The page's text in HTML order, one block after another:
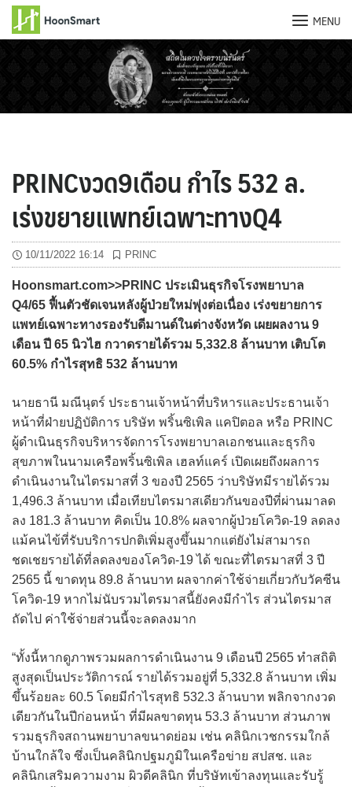
MENU
PRINCงวด9เดือน กำไร 532 ล.
เร่งขยายแพทย์เฉพาะทางQ4
10/11/2022 16:14 PRINC
Hoonsmart.com>>PRINC ประเมินธุรกิจโรงพยาบาล
Q4/65 ฟื้นตัวชัดเจนหลังผู้ป่วยใหม่พุ่งต่อเนื่อง เร่งขยายการ
แพทย์เฉพาะทางรองรับดีมานด์ในต่างจังหวัด เผยผลงาน 9
เดือน ปี 65 นิวไฮ กวาดรายได้รวม 5,332.8 ล้านบาท เติบโต
60.5% กำไรสุทธิ 532 ล้านบาท
นายธานี มณีนุตร์ ประธานเจ้าหน้าที่บริหารและประธานเจ้า
หน้าที่ฝ่ายปฏิบัติการ บริษัท พริ้นซิเพิล แคปิตอล หรือ PRINC
ผู้ดำเนินธุรกิจบริหารจัดการโรงพยาบาลเอกชนและธุรกิจ
สุขภาพในนามเครือพริ้นซิเพิล เฮลท์แคร์ เปิดเผยถึงผลการ
ดำเนินงานในไตรมาสที่ 3 ของปี 2565 ว่าบริษัทมีรายได้รวม
1,496.3 ล้านบาท เมื่อเทียบไตรมาสเดียวกันของปีที่ผ่านมาลด
ลง 181.3 ล้านบาท คิดเป็น 10.8% ผลจากผู้ป่วยโควิด-19 ลดลง
แม้คนไข้ที่รับบริการปกติเพิ่มสูงขึ้นมากแต่ยังไม่สามารถ
ชดเชยรายได้ที่ลดลงของโควิด-19 ได้ ขณะที่ไตรมาสที่ 3 ปี
2565 นี้ ขาดทุน 89.8 ล้านบาท ผลจากค่าใช้จ่ายเกี่ยวกับวัคซีน
โควิด-19 หากไม่นับรวมไตรมาสนี้ยังคงมีกำไร ส่วนไตรมาส
ถัดไป ค่าใช้จ่ายส่วนนี้จะลดลงมาก
“ทั้งนี้หากดูภาพรวมผลการดำเนินงาน 9 เดือนปี 2565 ทำสถิติ
สูงสุดเป็นประวัติการณ์ รายได้รวมอยู่ที่ 5,332.8 ล้านบาท เพิ่ม
ขึ้นร้อยละ 60.5 โดยมีกำไรสุทธิ 532.3 ล้านบาท พลิกจากงวด
เดียวกันในปีก่อนหน้า ที่มีผลขาดทุน 53.3 ล้านบาท ส่วนภาพ
รวมธุรกิจสถานพยาบาลขนาดย่อม เช่น คลินิกเวชกรรมใกล้
บ้านใกล้ใจ ซึ่งเป็นคลินิกปฐมภูมิในเครือข่าย สปสช. และ
คลินิกเสริมความงาม ผิวดีคลินิก ที่บริษัทเข้าลงทุนและรับรู้